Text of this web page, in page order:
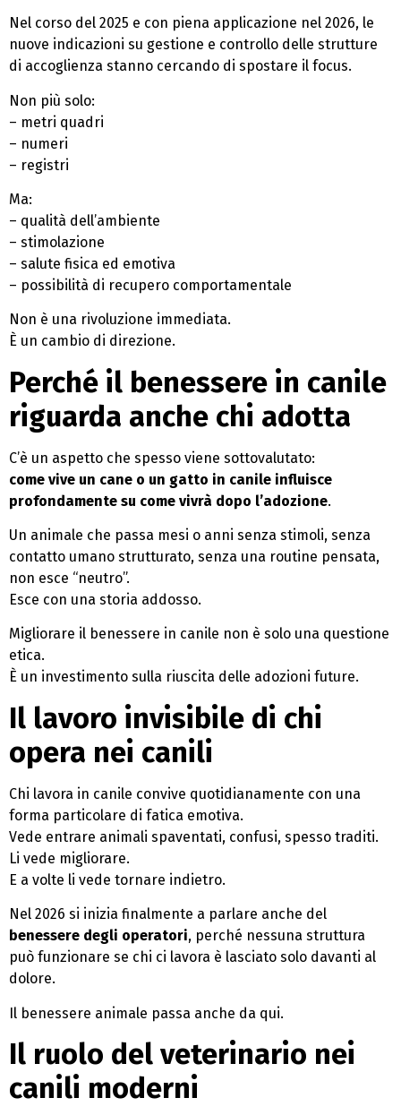
Nel corso del 2025 e con piena applicazione nel 2026, le
nuove indicazioni su gestione e controllo delle strutture
di accoglienza stanno cercando di spostare il focus.
Non più solo:
– metri quadri
– numeri
– registri
Ma:
– qualità dell’ambiente
– stimolazione
– salute fisica ed emotiva
– possibilità di recupero comportamentale
Non è una rivoluzione immediata.
È un cambio di direzione.
Perché il benessere in canile
riguarda anche chi adotta
C’è un aspetto che spesso viene sottovalutato:
come vive un cane o un gatto in canile influisce
profondamente su come vivrà dopo l’adozione.
Un animale che passa mesi o anni senza stimoli, senza
contatto umano strutturato, senza una routine pensata,
non esce “neutro”.
Esce con una storia addosso.
Migliorare il benessere in canile non è solo una questione
etica.
È un investimento sulla riuscita delle adozioni future.
Il lavoro invisibile di chi
opera nei canili
Chi lavora in canile convive quotidianamente con una
forma particolare di fatica emotiva.
Vede entrare animali spaventati, confusi, spesso traditi.
Li vede migliorare.
E a volte li vede tornare indietro.
Nel 2026 si inizia finalmente a parlare anche del
benessere degli operatori, perché nessuna struttura
può funzionare se chi ci lavora è lasciato solo davanti al
dolore.
Il benessere animale passa anche da qui.
Il ruolo del veterinario nei
canili moderni